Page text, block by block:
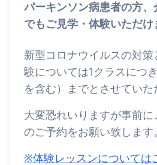
パーキンソン病患者の方
でもご見学・体験いただけ
新型コロナウイルスの対
験については1クラスにつ
を含む）までとさせていた
大変恐れいりますが事前
のご予約をお願い致します
※体験レッスンについては